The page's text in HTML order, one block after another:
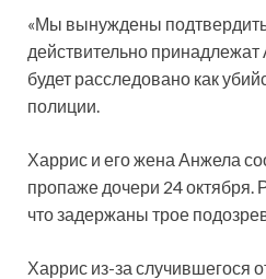
«Мы вынуждены
действительно
будет расследовано как
полиции.
Харрис и его жена Анжела
пропаже дочери 24 октября.
что задержаны трое
Харрис из-за случившегося